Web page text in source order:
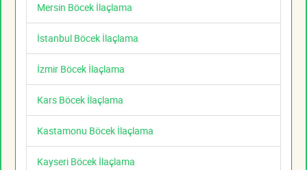
Mersin Böcek İlaçlama
İstanbul Böcek İlaçlama
İzmir Böcek İlaçlama
Kars Böcek İlaçlama
Kastamonu Böcek İlaçlama
Kayseri Böcek İlaçlama